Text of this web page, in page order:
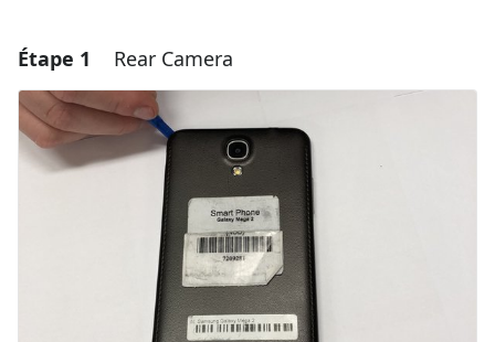
Étape 1 Rear Camera